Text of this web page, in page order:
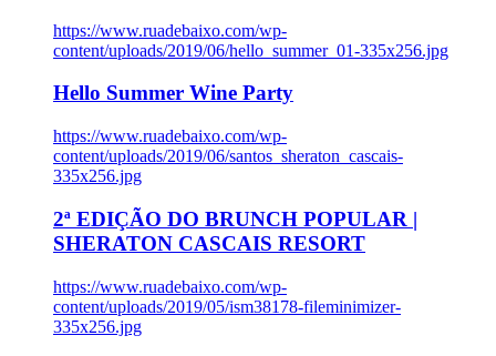
https://www.ruadebaixo.com/wp-
content/uploads/2019/06/hello_summer_01-335x256.jpg
Hello Summer Wine Party
https://www.ruadebaixo.com/wp-
content/uploads/2019/06/santos_sheraton_cascais-
335x256.jpg
2ª EDIÇÃO DO BRUNCH POPULAR |
SHERATON CASCAIS RESORT
https://www.ruadebaixo.com/wp-
content/uploads/2019/05/ism38178-fileminimizer-
335x256.jpg